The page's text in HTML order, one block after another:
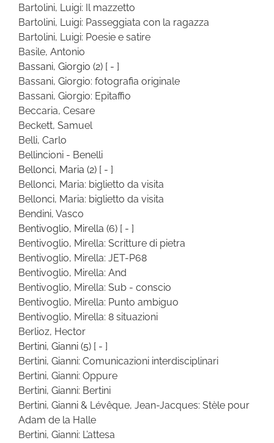
Bartolini, Luigi: Il mazzetto
Bartolini, Luigi: Passeggiata con la ragazza
Bartolini, Luigi: Poesie e satire
Basile, Antonio
Bassani, Giorgio (2) [ - ]
Bassani, Giorgio: fotografia originale
Bassani, Giorgio: Epitaffio
Beccaria, Cesare
Beckett, Samuel
Belli, Carlo
Bellincioni - Benelli
Bellonci, Maria (2) [ - ]
Bellonci, Maria: biglietto da visita
Bellonci, Maria: biglietto da visita
Bendini, Vasco
Bentivoglio, Mirella (6) [ - ]
Bentivoglio, Mirella: Scritture di pietra
Bentivoglio, Mirella: JET-P68
Bentivoglio, Mirella: And
Bentivoglio, Mirella: Sub - conscio
Bentivoglio, Mirella: Punto ambiguo
Bentivoglio, Mirella: 8 situazioni
Berlioz, Hector
Bertini, Gianni (5) [ - ]
Bertini, Gianni: Comunicazioni interdisciplinari
Bertini, Gianni: Oppure
Bertini, Gianni: Bertini
Bertini, Gianni & Lévêque, Jean-Jacques: Stèle pour
Adam de la Halle
Bertini, Gianni: L’attesa